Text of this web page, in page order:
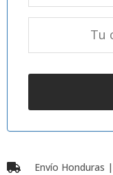
Envío Honduras